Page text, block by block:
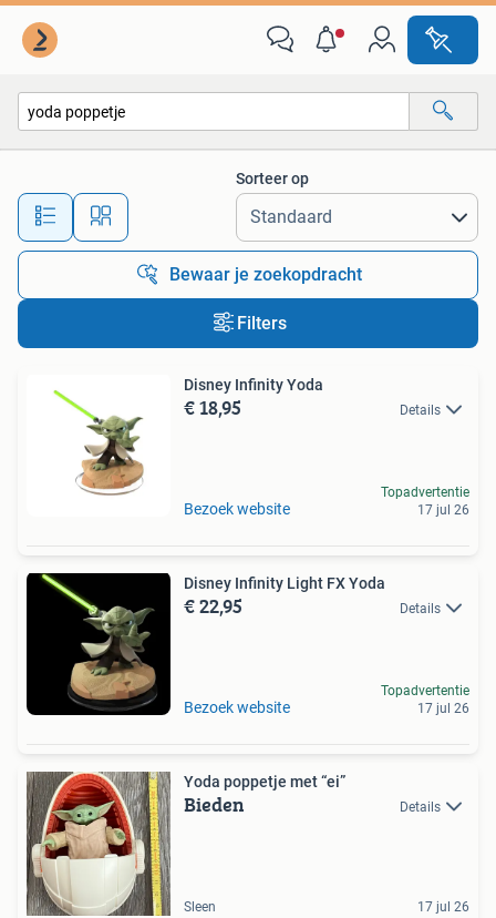
Alle afstanden…
Sorteer op
Bewaar je zoekopdracht
Filters
Disney Infinity Yoda
€ 18,95 Details
Bezoek website
Topadvertentie
17 jul 26
Disney Infinity Light FX Yoda
€ 22,95 Details
Bezoek website
Topadvertentie
17 jul 26
Yoda poppetje met “ei”
Bieden Details
Sleen 17 jul 26